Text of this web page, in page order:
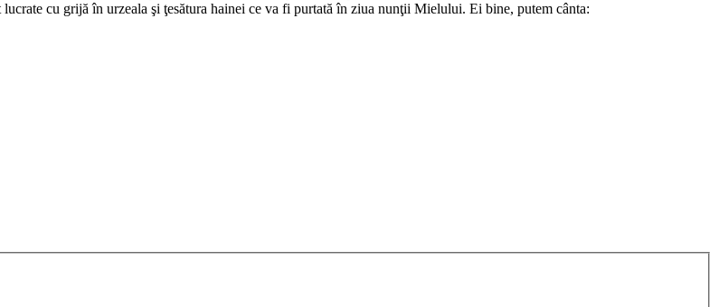
cu grijă în urzeala şi ţesătura hainei ce va fi purtată în ziua nunţii Mielului. Ei bine, putem cânta: